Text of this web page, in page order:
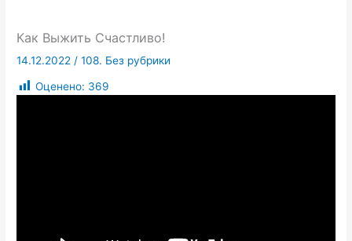
Как Выжить Счастливо!
14.12.2022 /108. Без рубрики
Оценено: 369